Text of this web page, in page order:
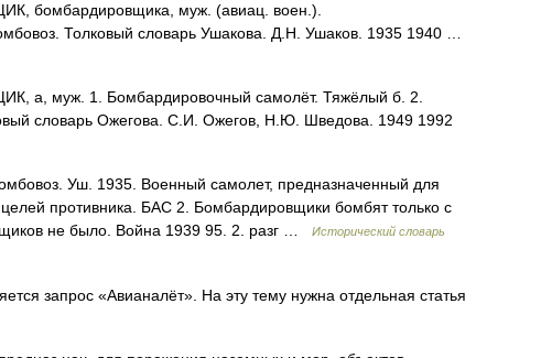
бомбардировщика, муж. (авиац. воен.).
Толковый словарь Ушакова. Д.Н. Ушаков. 1935 1940 …
а, муж. 1. Бомбардировочный самолёт. Тяжёлый б. 2.
словарь Ожегова. С.И. Ожегов, Н.Ю. Шведова. 1949 1992
Уш. 1935. Военный самолет, предназначенный для
противника. БАС 2. Бомбардировщики бомбят только с
не было. Война 1939 95. 2. разг …
Исторический словарь
запрос «Авианалёт». На эту тему нужна отдельная статья